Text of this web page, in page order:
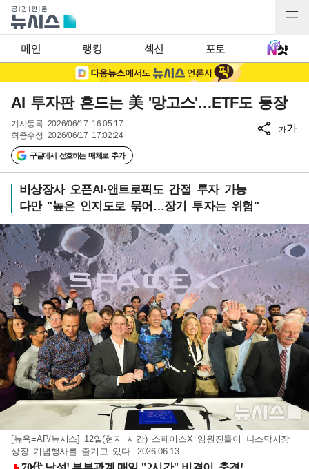
메인 랭킹 섹션 포토
AI 투자판 흔드는 美 '망고스'…ETF도 등장
기사등록 2026/06/17 16:05:17
최종수정 2026/06/17 17:02:24
구글에서 선호하는 매체로 추가
가가
비상장사 오픈AI·앤트로픽도 간접 투자 가능
다만 "높은 인지도로 묶어…장기 투자는 위험"
[뉴욕=AP/뉴시스] 12일(현지 시간) 스페이스X 임원진들이 나스닥시장
상장 기념행사를 즐기고 있다. 2026.06.13.